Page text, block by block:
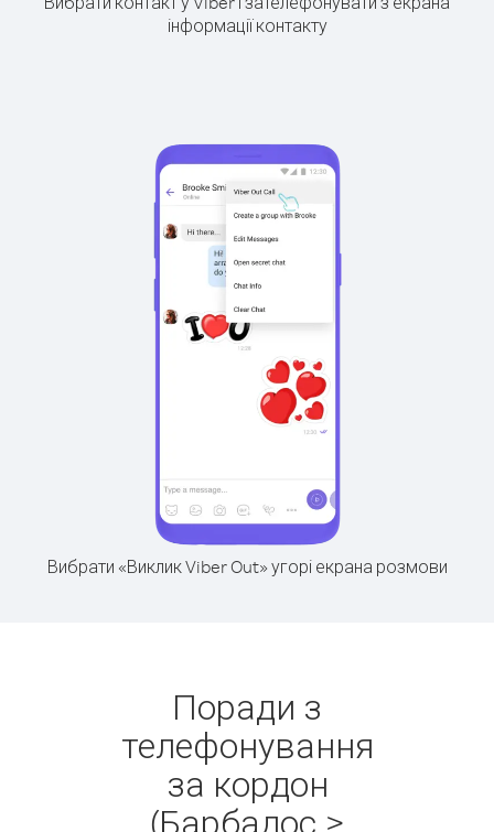
інформації контакту
Вибрати «Виклик Viber Out» угорі екрана розмови
Поради з
телефонування
за кордон
(Барбадос >